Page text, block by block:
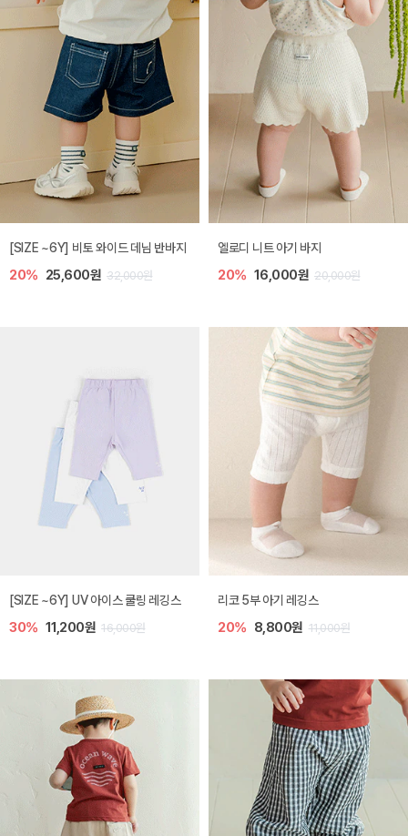
[SIZE ~6Y] 비토 와이드 데님 반바지
20% 25,600원 32,000원
엘로디 니트 아기 바지
20% 16,000원 20,000원
[SIZE ~6Y] UV 아이스 쿨링 레깅스
30% 11,200원 16,000원
리코 5부 아기 레깅스
20% 8,800원 11,000원